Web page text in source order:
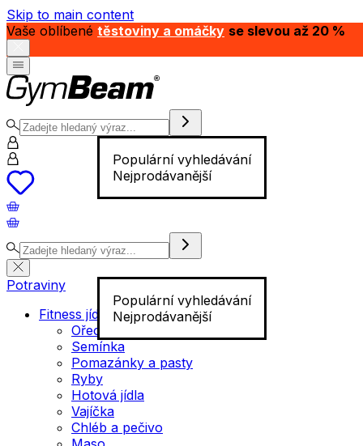
Skip to main content
Vaše oblíbené těstoviny a omáčky se slevou až 20 %
Populární vyhledávání
Nejprodávanější
Populární vyhledávání
Nejprodávanější
Potraviny
Fitness jídlo
Ořechy
Semínka
Pomazánky a pasty
Ryby
Hotová jídla
Vajíčka
Chléb a pečivo